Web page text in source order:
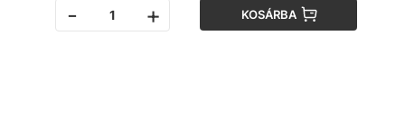
- + KOSÁRBA